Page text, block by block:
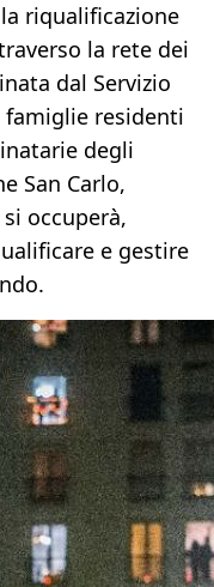
riqualificazione
la rete dei
dal Servizio
famiglie residenti
degli
San Carlo,
occuperà,
e gestire